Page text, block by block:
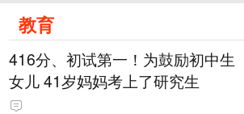
教育
416分、初试第一！为鼓励初中生
女儿 41岁妈妈考上了研究生